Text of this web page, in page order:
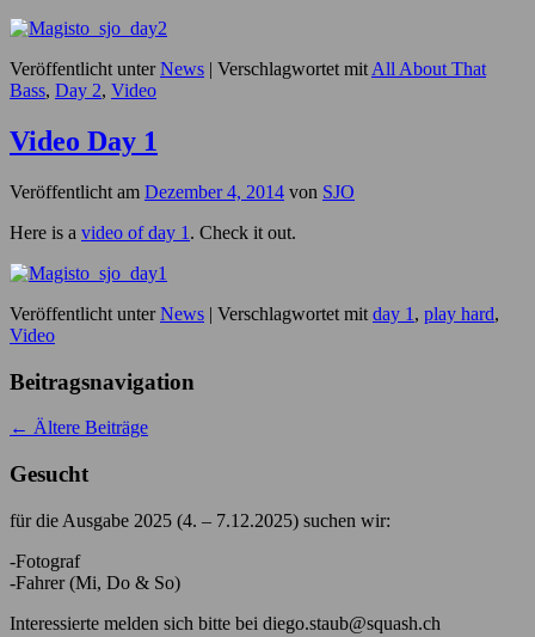
Veröffentlicht unter News | Verschlagwortet mit All About That
Bass, Day 2, Video
Video Day 1
Veröffentlicht am Dezember 4, 2014 von SJO
Here is a video of day 1 . Check it out.
Veröffentlicht unter News | Verschlagwortet mit day 1 , play hard,
Video
Beitragsnavigation
← Ältere Beiträge
Gesucht
für die Ausgabe 2025 (4. – 7.12.2025) suchen wir:
-Fotograf
-Fahrer (Mi, Do & So)
Interessierte melden sich bitte bei diego.staub@squash.ch